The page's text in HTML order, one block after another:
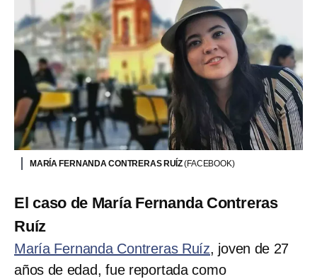
MARÍA FERNANDA CONTRERAS RUÍZ(FACEBOOK)
El caso de María Fernanda Contreras
Ruíz
María Fernanda Contreras Ruíz, joven de 27
años de edad, fue reportada como